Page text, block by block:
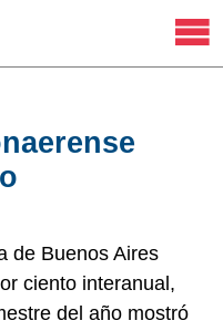
de Buenos Aires
ciento interanual,
del año mostró